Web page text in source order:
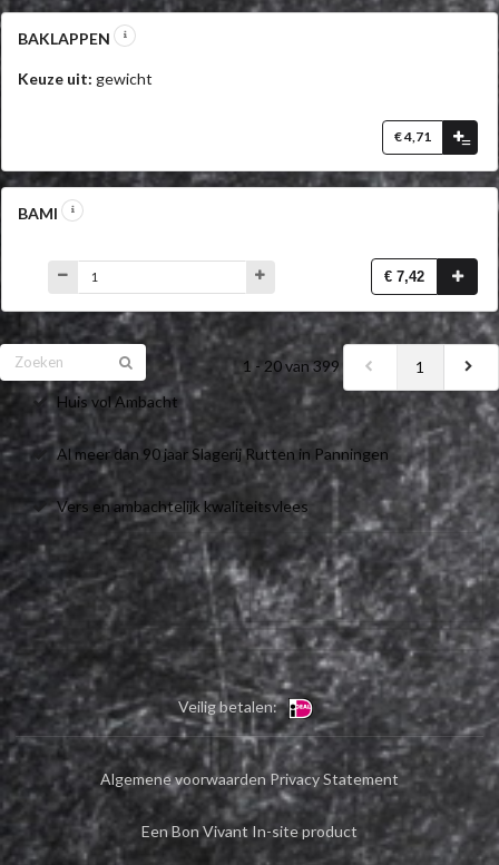
BAKLAPPEN
Keuze uit: gewicht
€ 4,71 =
BAMI
€ 7,42
1 - 20 van 399
1
Huis vol Ambacht
Al meer dan 90 jaar Slagerij Rutten in Panningen
Vers en ambachtelijk kwaliteitsvlees
Veilig betalen:
Algemene voorwaardenPrivacy Statement
Een Bon Vivant In-site product